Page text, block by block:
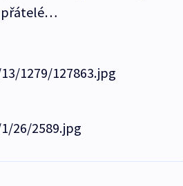
přátelé…
1279/127863.jpg
26/2589.jpg